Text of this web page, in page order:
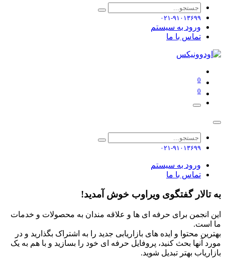
۰۲۱-۹۱۰۱۳۶۹۹
ورود به سیستم
تماس با ما
0
0
۰۲۱-۹۱۰۱۳۶۹۹
ورود به سیستم
تماس با ما
به تالار گفتگوی ویراوب خوش آمدید!
این انجمن برای حرفه ای ها و علاقه مندان به محصولات و خدمات
ما است.
بهترین محتوا و ایده های بازاریابی جدید را به اشتراک بگذارید و در
مورد آنها بحث کنید، پروفایل حرفه ای خود را بسازید و با هم به یک
بازاریاب بهتر تبدیل شوید.